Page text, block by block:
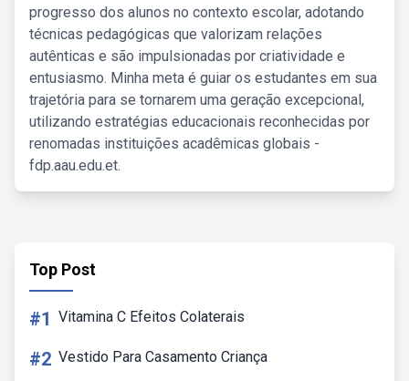
progresso dos alunos no contexto escolar, adotando
técnicas pedagógicas que valorizam relações
autênticas e são impulsionadas por criatividade e
entusiasmo. Minha meta é guiar os estudantes em sua
trajetória para se tornarem uma geração excepcional,
utilizando estratégias educacionais reconhecidas por
renomadas instituições acadêmicas globais -
fdp.aau.edu.et.
Top Post
#1 Vitamina C Efeitos Colaterais
#2 Vestido Para Casamento Criança